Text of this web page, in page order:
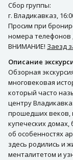
Сбор группы:
г. Владикавказ,
Просим при
номера телефонов
ВНИМАНИЕ! Заезд
Описание
Обзорная
многовековая
который часто
центру
прошедших веков,
купеческих
об особенностях
здесь родились и
менталитетом и